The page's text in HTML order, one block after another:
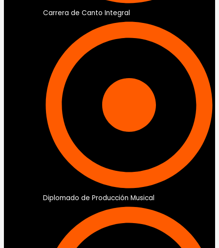
Carrera de Canto Integral
Diplomado de Producción Musical